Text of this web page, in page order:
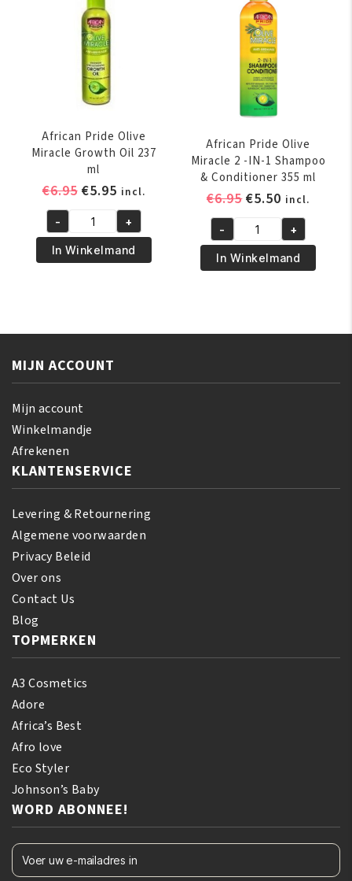
aantal
aantal
African Pride Olive
Miracle Growth Oil 237
ml
€6.95 Oorspronkelijke
was:
€6.95.
€5.95Huidige
prijs
is:
€5.95.
incl.
African
Pride
Olive
ml
aantal
- +
In Winkelmand
African Pride Olive
Miracle 2 -IN-1 Shampoo
& Conditioner 355 ml
€6.95
was:
€6.95.
€5.50 Huidige
prijs
is:
€5.50.
incl.
African
Pride
Olive
-
Shampoo
- +
In Winkelmand
MIJN ACCOUNT
Mijn account
Winkelmandje
Afrekenen
KLANTENSERVICE
Levering & Retournering
Algemene voorwaarden
Privacy Beleid
Over ons
Contact Us
Blog
TOPMERKEN
A3 Cosmetics
Adore
Africa’s Best
Afro love
Eco Styler
Johnson’s Baby
WORD ABONNEE!